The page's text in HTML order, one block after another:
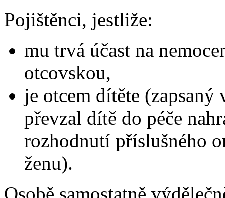
Pojištěnci, jestliže:
mu trvá účast na
otcovskou,
je otcem dítěte
převzal dítě do péče
rozhodnutí příslušného
ženu).